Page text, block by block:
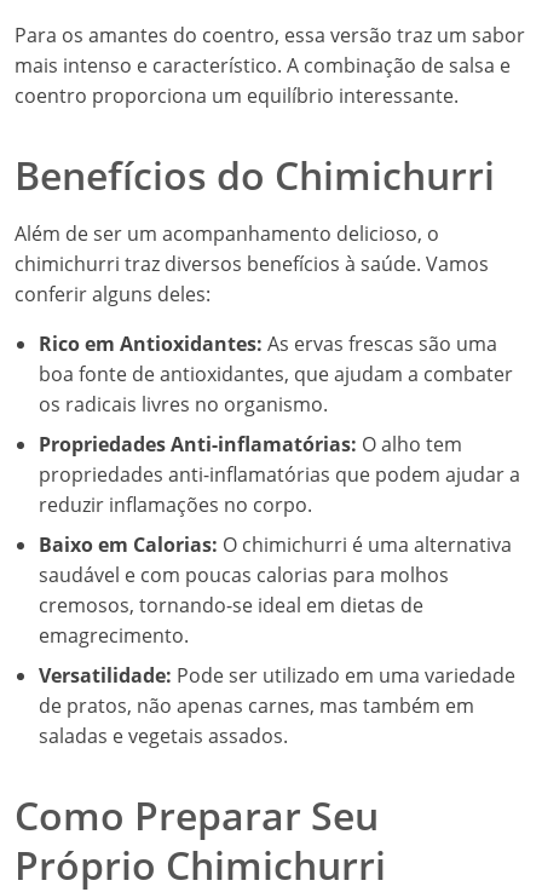
Para os amantes do coentro, essa versão traz um sabor
mais intenso e característico. A combinação de salsa e
coentro proporciona um equilíbrio interessante.
Benefícios do Chimichurri
Além de ser um acompanhamento delicioso, o
chimichurri traz diversos benefícios à saúde. Vamos
conferir alguns deles:
Rico em Antioxidantes: As ervas frescas são uma
boa fonte de antioxidantes, que ajudam a combater
os radicais livres no organismo.
Propriedades Anti-inflamatórias: O alho tem
propriedades anti-inflamatórias que podem ajudar a
reduzir inflamações no corpo.
Baixo em Calorias: O chimichurri é uma alternativa
saudável e com poucas calorias para molhos
cremosos, tornando-se ideal em dietas de
emagrecimento.
Versatilidade: Pode ser utilizado em uma variedade
de pratos, não apenas carnes, mas também em
saladas e vegetais assados.
Como Preparar Seu
Próprio Chimichurri